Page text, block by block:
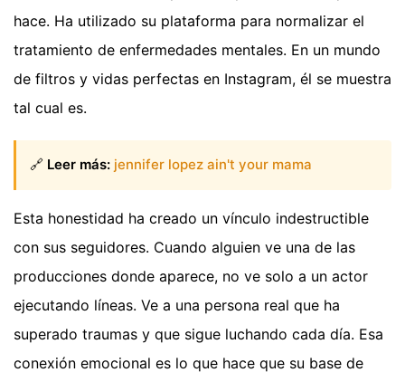
hace. Ha utilizado su plataforma para normalizar el
tratamiento de enfermedades mentales. En un mundo
de filtros y vidas perfectas en Instagram, él se muestra
tal cual es.
🔗 Leer más: jennifer lopez ain't your mama
Esta honestidad ha creado un vínculo indestructible
con sus seguidores. Cuando alguien ve una de las
producciones donde aparece, no ve solo a un actor
ejecutando líneas. Ve a una persona real que ha
superado traumas y que sigue luchando cada día. Esa
conexión emocional es lo que hace que su base de